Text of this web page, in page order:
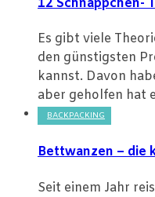
12 Schnäppchen-
Es gibt viele
den günstigsten
kannst. Davon
aber geholfen hat
BACKPACKING
Bettwanzen – die
Seit einem Jahr